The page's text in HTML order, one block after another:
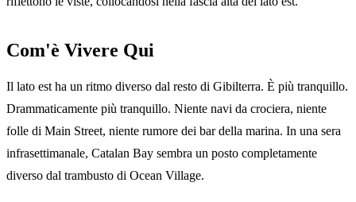
Com'è Vivere Qui
Il lato est ha un ritmo diverso dal resto di Gibilterra. È più tranquillo.
Drammaticamente più tranquillo. Niente navi da crociera, niente
folle di Main Street, niente rumore dei bar della marina. In una sera
infrasettimanale, Catalan Bay sembra un posto completamente
diverso dal trambusto di Ocean Village.